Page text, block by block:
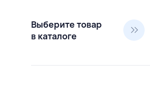
Выберите товар
в каталоге